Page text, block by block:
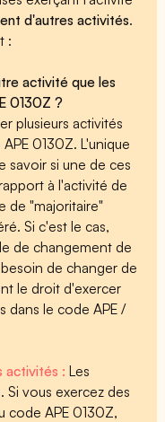
d'autres activités.
:
activité que les
0130Z ?
plusieurs activités
0130Z. L'unique
savoir si une de ces
à l'activité de
de "majoritaire"
Si c'est le cas,
de changement de
de changer de
le droit d'exercer
dans le code APE /
activités :Les
Si vous exercez des
code APE 0130Z,